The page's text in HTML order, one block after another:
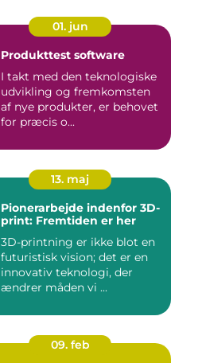
01. jun
Produkttest software
I takt med den teknologiske
udvikling og fremkomsten
af nye produkter, er behovet
for præcis o...
13. maj
Pionerarbejde indenfor 3D-
print: Fremtiden er her
3D-printning er ikke blot en
futuristisk vision; det er en
innovativ teknologi, der
ændrer måden vi ...
09. feb